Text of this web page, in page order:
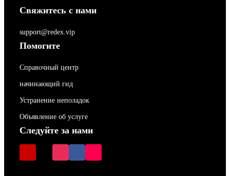
Свяжитесь с нами
support@redex.vip
Помогите
Справочный центр
начинающий гид
Устранение неполадок
Объявление об услуге
Следуйте за нами